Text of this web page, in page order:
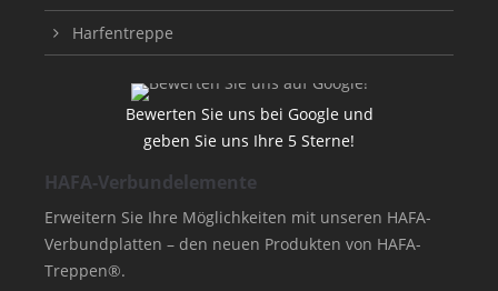
Harfentreppe
Bewerten Sie uns bei Google und
geben Sie uns Ihre 5 Sterne!
HAFA-Verbundelemente
Erweitern Sie Ihre Möglichkeiten mit unseren HAFA-
Verbundplatten – den neuen Produkten von HAFA-
Treppen®.